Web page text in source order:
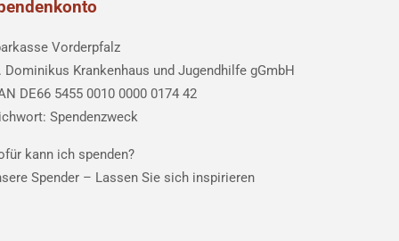
Vorderpfalz
Dominikus Krankenhaus und Jugendhilfe gGmbH
DE66 5455 0010 0000 0174 42
Spendenzweck
kann ich spenden?
Spender – Lassen Sie sich inspirieren